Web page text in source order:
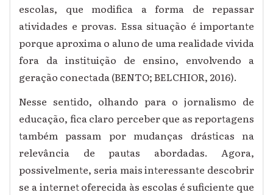
escolas, que modifica a forma de repassar
atividades e provas. Essa situação é importante
porque aproxima o aluno de uma realidade vivida
fora da instituição de ensino, envolvendo a
geração conectada (BENTO; BELCHIOR, 2016).
Nesse sentido, olhando para o jornalismo de
educação, fica claro perceber que as reportagens
também passam por mudanças drásticas na
relevância de pautas abordadas. Agora,
possivelmente, seria mais interessante descobrir
se a internet oferecida às escolas é suficiente que